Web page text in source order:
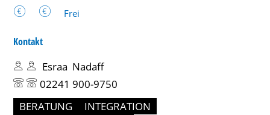
Frei
Kontakt
Esraa Nadaff
02241 900-9750
BERATUNG
INTEGRATION